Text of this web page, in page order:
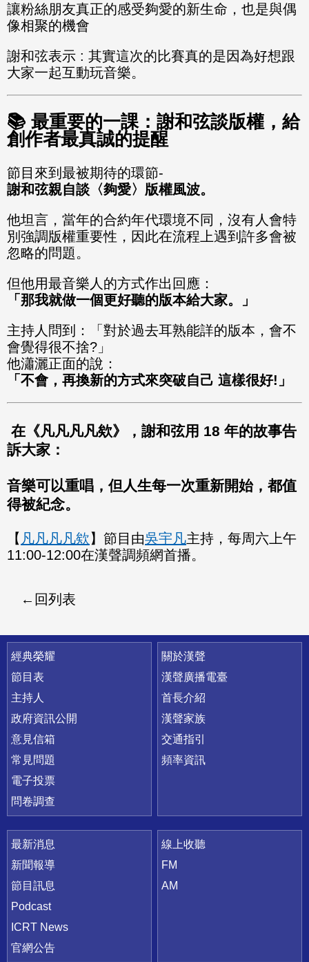
讓粉絲朋友真正的感受夠愛的新生命，也是與偶
像相聚的機會
謝和弦表示 : 其實這次的比賽真的是因為好想跟
大家一起互動玩音樂。
📚 最重要的一課：謝和弦談版權，給
創作者最真誠的提醒
節目來到最被期待的環節-
謝和弦親自談〈夠愛〉版權風波。
他坦言，當年的合約年代環境不同，沒有人會特
別強調版權重要性，因此在流程上遇到許多會被
忽略的問題。
但他用最音樂人的方式作出回應：
「那我就做一個更好聽的版本給大家。」
主持人問到：「對於過去耳熟能詳的版本，會不
會覺得很不捨?」
他瀟灑正面的說：
「不會，再換新的方式來突破自己 這樣很好!」
在《凡凡凡凡欸》，謝和弦用 18 年的故事告
訴大家：
音樂可以重唱，但人生每一次重新開始，都值
得被紀念。
【 凡凡凡凡欸】節目由吳宇凡主持，每周六上午
11:00-12:00在漢聲調頻網首播。
回列表
快速連結
經典榮耀
節目表
主持人
政府資訊公開
意見信箱
常見問題
電子投票
問卷調查
關於漢聲
漢聲廣播電臺
首長介紹
漢聲家族
交通指引
頻率資訊
最新消息
新聞報導
節目訊息
Podcast
ICRT News
官網公告
線上收聽
FM
AM